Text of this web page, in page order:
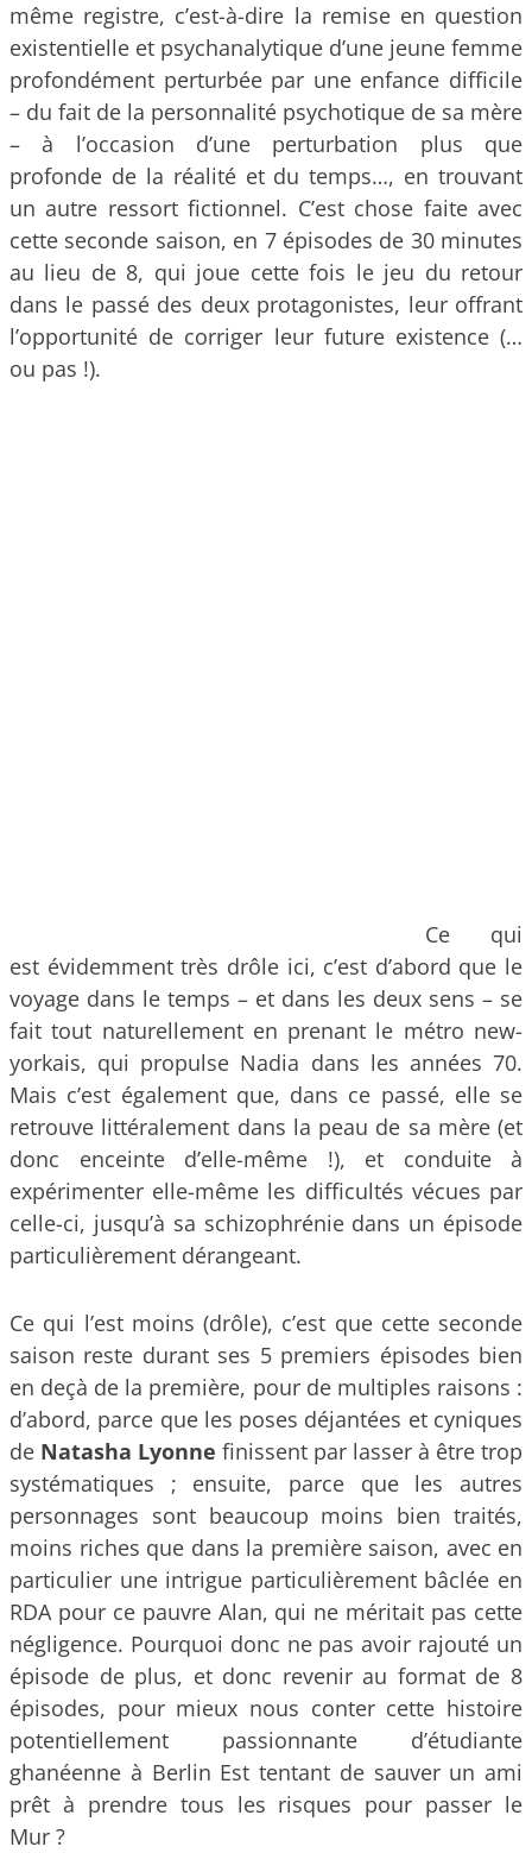
même registre, c’est-à-dire la remise en question
existentielle et psychanalytique d’une jeune femme
profondément perturbée par une enfance difficile
– du fait de la personnalité psychotique de sa mère
– à l’occasion d’une perturbation plus que
profonde de la réalité et du temps…, en trouvant
un autre ressort fictionnel. C’est chose faite avec
cette seconde saison, en 7 épisodes de 30 minutes
au lieu de 8, qui joue cette fois le jeu du retour
dans le passé des deux protagonistes, leur offrant
l’opportunité de corriger leur future existence (…
ou pas !).
Ce qui
est évidemment très drôle ici, c’est d’abord que le
voyage dans le temps – et dans les deux sens – se
fait tout naturellement en prenant le métro new-
yorkais, qui propulse Nadia dans les années 70.
Mais c’est également que, dans ce passé, elle se
retrouve littéralement dans la peau de sa mère (et
donc enceinte d’elle-même !), et conduite à
expérimenter elle-même les difficultés vécues par
celle-ci, jusqu’à sa schizophrénie dans un épisode
particulièrement dérangeant.
Ce qui l’est moins (drôle), c’est que cette seconde
saison reste durant ses 5 premiers épisodes bien
en deçà de la première, pour de multiples raisons :
d’abord, parce que les poses déjantées et cyniques
de Natasha Lyonne finissent par lasser à être trop
systématiques ; ensuite, parce que les autres
personnages sont beaucoup moins bien traités,
moins riches que dans la première saison, avec en
particulier une intrigue particulièrement bâclée en
RDA pour ce pauvre Alan, qui ne méritait pas cette
négligence. Pourquoi donc ne pas avoir rajouté un
épisode de plus, et donc revenir au format de 8
épisodes, pour mieux nous conter cette histoire
potentiellement passionnante d’étudiante
ghanéenne à Berlin Est tentant de sauver un ami
prêt à prendre tous les risques pour passer le
Mur ?